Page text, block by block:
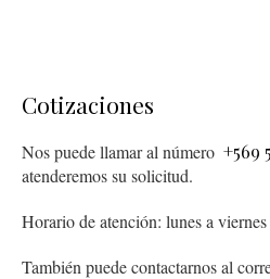
Cotizaciones
Nos puede llamar al número +569
atenderemos su solicitud.
Horario de atención: lunes a
También puede contactarnos al